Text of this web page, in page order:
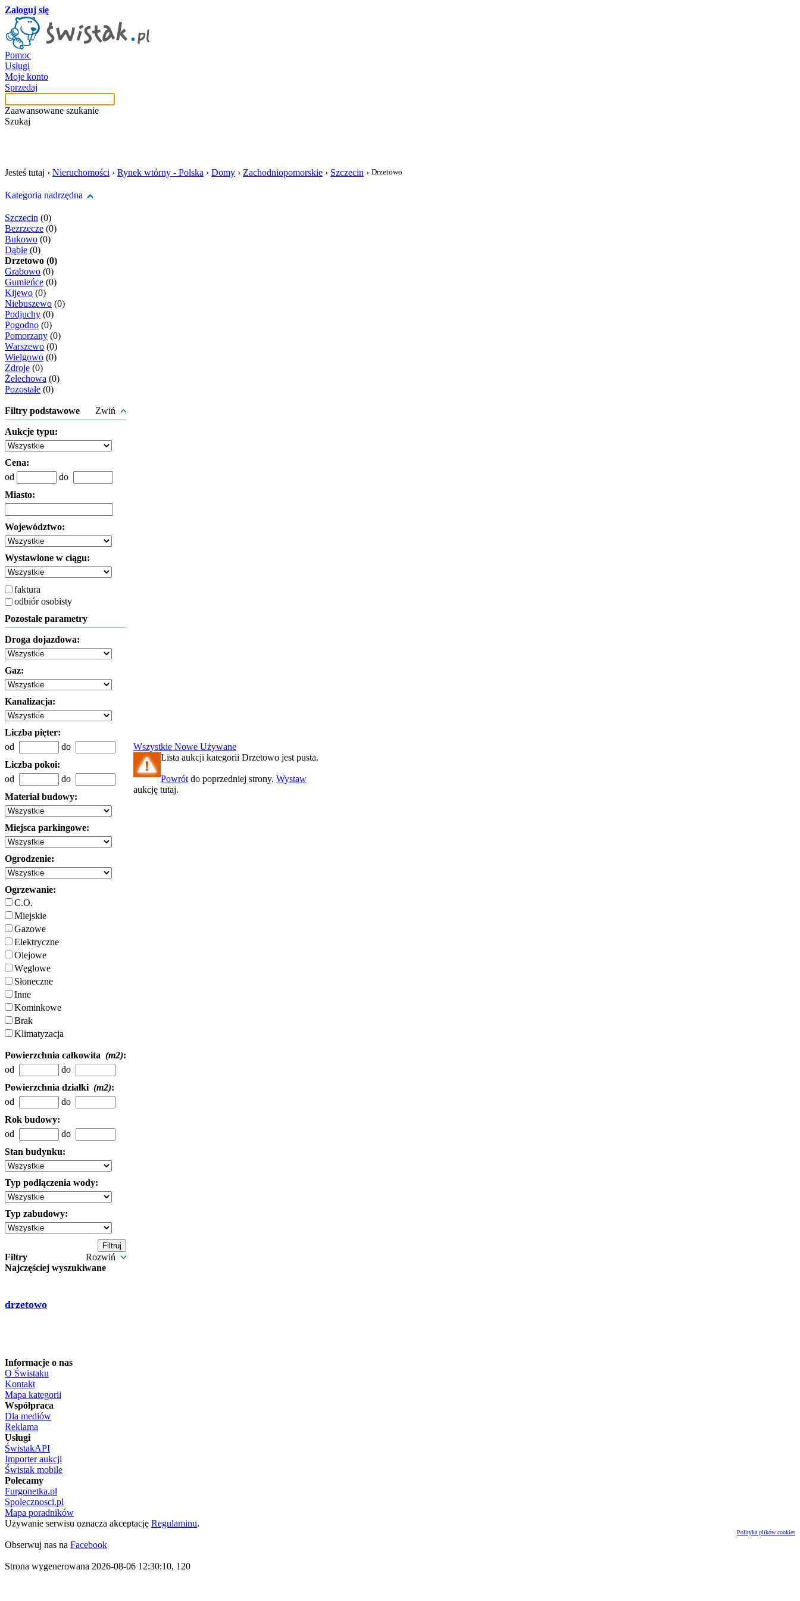
Zaloguj się
Pomoc
Usługi
Moje konto
Sprzedaj
Zaawansowane szukanie
Szukaj
Jesteś tutaj › Nieruchomości › Rynek wtórny - Polska › Domy › Zachodniopomorskie › Szczecin › Drzetowo
Kategoria nadrzędna
Szczecin (0)
Bezrzecze (0)
Bukowo (0)
Dąbie (0)
Drzetowo (0)
Grabowo (0)
Gumieńce (0)
Kijewo (0)
Niebuszewo (0)
Podjuchy (0)
Pogodno (0)
Pomorzany (0)
Warszewo (0)
Wielgowo (0)
Zdroje (0)
Żelechowa (0)
Pozostałe (0)
Filtry podstawowe Zwiń
Aukcje typu:
Cena:
od
do
Miasto:
Województwo:
Wystawione w ciągu:
faktura
odbiór osobisty
Pozostałe parametry
Droga dojazdowa:
Gaz:
Kanalizacja:
Liczba pięter:
od
do
Liczba pokoi:
od
do
Materiał budowy:
Miejsca parkingowe:
Ogrodzenie:
Ogrzewanie:
C.O.
Miejskie
Gazowe
Elektryczne
Olejowe
Węglowe
Słoneczne
Inne
Kominkowe
Brak
Klimatyzacja
Powierzchnia całkowita (m2):
od
do
Powierzchnia działki (m2):
od
do
Rok budowy:
od
do
Stan budynku:
Typ podłączenia wody:
Typ zabudowy:
Filtry
Rozwiń
Najczęściej wyszukiwane
drzetowo
Wszystkie Nowe Używane
Lista aukcji kategorii Drzetowo jest pusta.
Powrót do poprzedniej strony. Wystaw
aukcję tutaj.
Informacje o nas
O Świstaku
Kontakt
Mapa kategorii
Współpraca
Dla mediów
Reklama
Usługi
ŚwistakAPI
Importer aukcji
Świstak mobile
Polecamy
Furgonetka.pl
Spolecznosci.pl
Mapa poradników
Używanie serwisu oznacza akceptację Regulaminu.
Polityka plików cookies
Obserwuj nas na Facebook
Strona wygenerowana 2026-08-06 12:30:10, 120